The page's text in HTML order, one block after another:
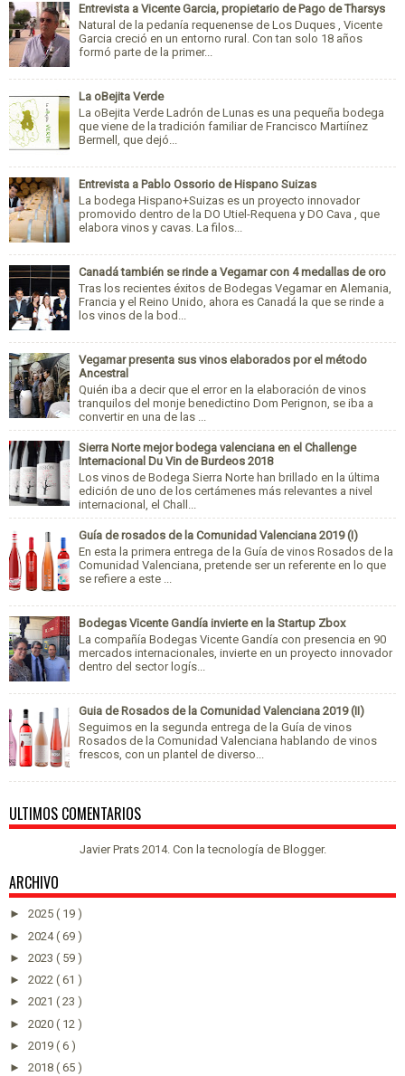
Entrevista a Vicente Garcia, propietario de Pago de Tharsys
Natural de la pedanía requenense de Los Duques , Vicente
Garcia creció en un entorno rural. Con tan solo 18 años
formó parte de la primer...
La oBejita Verde
La oBejita Verde Ladrón de Lunas es una pequeña bodega
que viene de la tradición familiar de Francisco Martiínez
Bermell, que dejó...
Entrevista a Pablo Ossorio de Hispano Suizas
La bodega Hispano+Suizas es un proyecto innovador
promovido dentro de la DO Utiel-Requena y DO Cava , que
elabora vinos y cavas. La filos...
Canadá también se rinde a Vegamar con 4 medallas de oro
Tras los recientes éxitos de Bodegas Vegamar en Alemania,
Francia y el Reino Unido, ahora es Canadá la que se rinde a
los vinos de la bod...
Vegamar presenta sus vinos elaborados por el método
Ancestral
Quién iba a decir que el error en la elaboración de vinos
tranquilos del monje benedictino Dom Perignon, se iba a
convertir en una de las ...
Sierra Norte mejor bodega valenciana en el Challenge
Internacional Du Vin de Burdeos 2018
Los vinos de Bodega Sierra Norte han brillado en la última
edición de uno de los certámenes más relevantes a nivel
internacional, el Chall...
Guía de rosados de la Comunidad Valenciana 2019 (I)
En esta la primera entrega de la Guía de vinos Rosados de la
Comunidad Valenciana, pretende ser un referente en lo que
se refiere a este ...
Bodegas Vicente Gandía invierte en la Startup Zbox
La compañía Bodegas Vicente Gandía con presencia en 90
mercados internacionales, invierte en un proyecto innovador
dentro del sector logís...
Guia de Rosados de la Comunidad Valenciana 2019 (II)
Seguimos en la segunda entrega de la Guía de vinos
Rosados de la Comunidad Valenciana hablando de vinos
frescos, con un plantel de diverso...
ULTIMOS COMENTARIOS
Javier Prats 2014. Con la tecnología de Blogger.
ARCHIVO
► 2025 ( 19 )
► 2024( 69 )
► 2023 ( 59 )
► 2022 ( 61 )
► 2021 ( 23 )
► 2020 ( 12 )
► 2019 ( 6 )
► 2018 ( 65 )